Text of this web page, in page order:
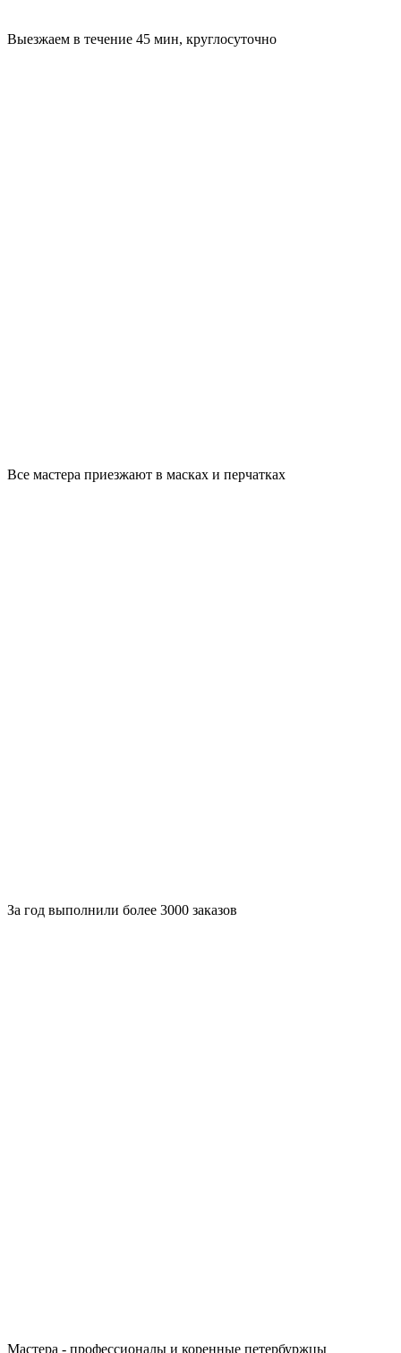
Выезжаем в течение 45 мин, круглосуточно
Все мастера приезжают в масках и перчатках
За год выполнили более 3000 заказов
Мастера - профессионалы и коренные петербуржцы